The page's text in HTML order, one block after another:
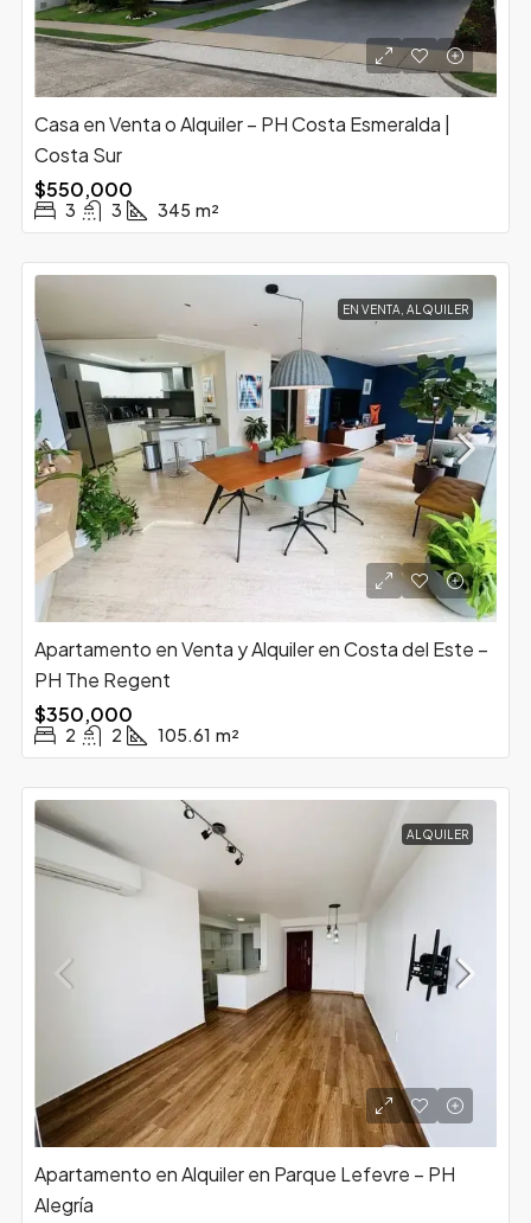
Casa en Venta o Alquiler – PH Costa Esmeralda |
Costa Sur
$550,000
3 3 345 m²
EN VENTA, ALQUILER
Apartamento en Venta y Alquiler en Costa del Este –
PH The Regent
$350,000
2 2 105.61 m²
ALQUILER
Apartamento en Alquiler en Parque Lefevre – PH
Alegría